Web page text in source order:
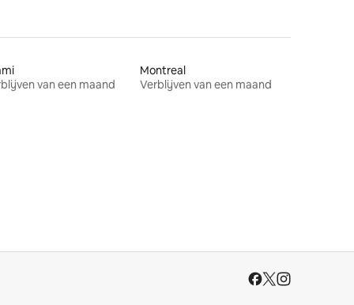
van een maand
Montreal
Verblijven van een maand